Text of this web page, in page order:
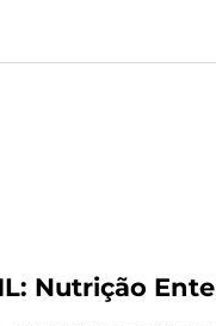
1L: Nutrição